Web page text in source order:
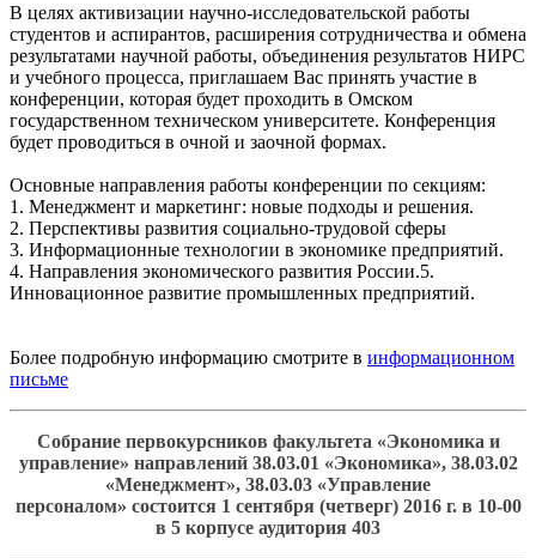
В целях активизации научно-исследовательской работы
студентов и аспирантов, расширения сотрудничества и обмена
результатами научной работы, объединения результатов НИРС
и учебного процесса, приглашаем Вас принять участие в
конференции, которая будет проходить в Омском
государственном техническом университете. Конференция
будет проводиться в очной и заочной формах.
Основные направления работы конференции по секциям:
1. Менеджмент и маркетинг: новые подходы и решения.
2. Перспективы развития социально-трудовой сферы
3. Информационные технологии в экономике предприятий.
4. Направления экономического развития России.5.
Инновационное развитие промышленных предприятий.
Более подробную информацию смотрите в информационном
письме
Собрание первокурсников факультета «Экономика и
управление» направлений 38.03.01 «Экономика», 38.03.02
«Менеджмент», 38.03.03 «Управление
персоналом» состоится 1 сентября (четверг) 2016 г. в 10-00
в 5 корпусе аудитория 403